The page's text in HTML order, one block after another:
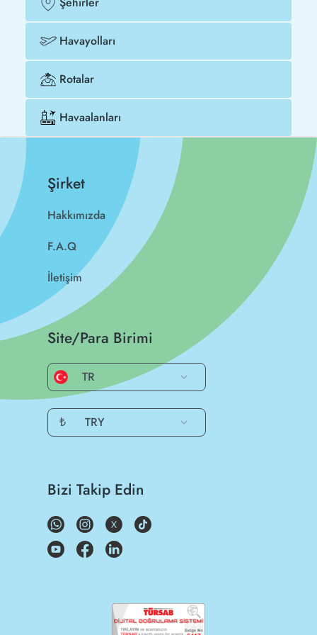
Havayolları
Rotalar
Havaalanları
Şirket
Hakkımızda
F.A.Q
İletişim
Site/Para Birimi
TR
₺ TRY
Bizi Takip Edin